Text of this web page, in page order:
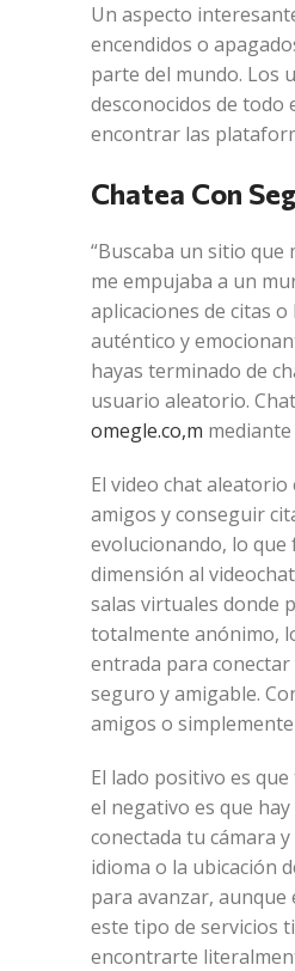
Un aspecto
encendidos o
parte del mundo. Los
desconocidos de
encontrar las
Chatea Con
“Buscaba un sitio
me empujaba a un
aplicaciones de citas
auténtico y
hayas terminado de
usuario aleatorio.
omegle.co,m
El video chat
amigos y conseguir
evolucionando, lo que
dimensión al
salas virtuales donde
totalmente anónimo,
entrada para
seguro y amigable.
amigos o
El lado positivo es
el negativo es que
conectada tu cámara
idioma o la ubicación
para avanzar, aunque
este tipo de servicios
encontrarte